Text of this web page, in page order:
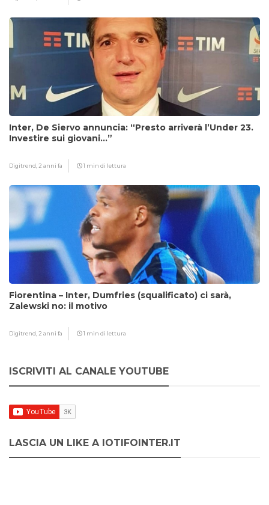
Inter, De Siervo annuncia: “Presto arriverà l’Under 23.
Investire sui giovani…”
Digitrend, 2 anni fa 1 min di lettura
Fiorentina – Inter, Dumfries (squalificato) ci sarà,
Zalewski no: il motivo
Digitrend, 2 anni fa 1 min di lettura
ISCRIVITI AL CANALE YOUTUBE
LASCIA UN LIKE A IOTIFOINTER.IT